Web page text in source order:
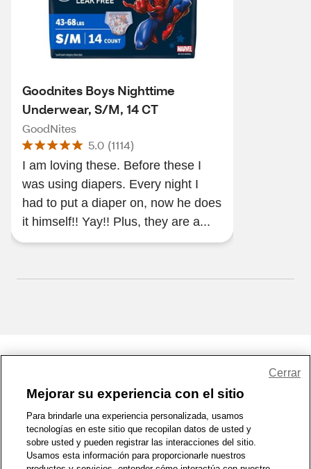
Goodnites Boys Nighttime
Underwear, S/M, 14 CT
GoodNites
5.0 (1114)
I am loving these. Before these I
was using diapers. Every night I
had to put a diaper on, now he does
it himself!! Yay!! Plus, they are a...
1-800-679-9691 | Contáctenos | Términos de Uso | Accesibilidad
Política de Privacidad | WA Privacy Policy | Mapa del sitio
Zona de Bienestar | © 1999 - 2026 CVS.com
Mejorar su experiencia con el sitio
Para brindarle una experiencia personalizada, usamos
tecnologías en este sitio que recopilan datos de usted y
sobre usted y pueden registrar las interacciones del sitio.
Usamos esta información para proporcionarle nuestros
Cerrar